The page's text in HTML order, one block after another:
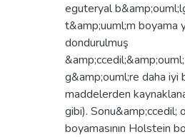
eguteryal
t&amp;uuml;m boyama
dondurulmuş
g&amp;ouml;re daha iyi
maddelerden
gibi). Sonu&amp;ccedil;
boyamasının Holstein